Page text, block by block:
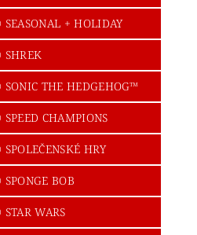
+ HOLIDAY
SHREK
SONIC THE HEDGEHOG™
CHAMPIONS
HRY
BOB
WARS